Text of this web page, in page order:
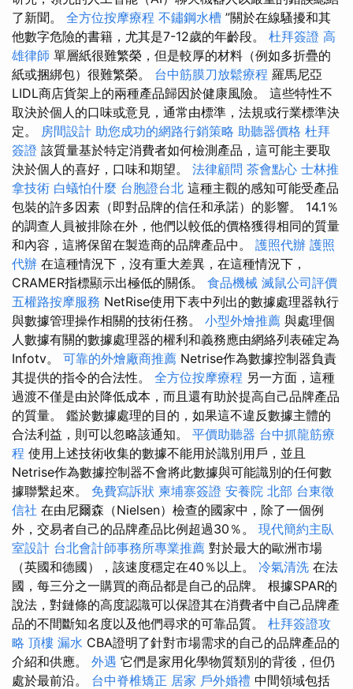
了新聞。 全方位按摩療程 不鏽鋼水槽 ”關於在線騷擾和其
他數字危險的書籍，尤其是7-12歲的年齡段。 杜拜簽證 高
雄律師 單層紙很難繁榮，但是較厚的材料（例如多折疊的
紙或捆綁包）很難繁榮。 台中筋膜刀放鬆療程 羅馬尼亞
LIDL商店貨架上的兩種產品歸因於健康風險。 這些特性不
取決於個人的口味或意見，通常由標準，法規或行業標準決
定。 房間設計 助您成功的網路行銷策略 助聽器價格 杜拜
簽證 該質量基於特定消費者如何檢測產品，這可能主要取
決於個人的喜好，口味和期望。 法律顧問 茶會點心 士林推
拿技術 白蟻怕什麼 台胞證台北 這種主觀的感知可能受產品
包裝的許多因素（即對品牌的信任和承諾）的影響。 14.1％
的調查人員被排除在外，他​​們以較低的價格獲得相同的質量
和內容，這將保留在製造商的品牌產品中。 護照代辦 護照
代辦 在這種情況下，沒有重大差異，在這種情況下，
CRAMER指標顯示出極低的關係。 食品機械 滅鼠公司評價
五權路按摩服務 NetRise使用下表中列出的數據處理器執行
與數據管理操作相關的技術任務。 小型外燴推薦 與處理個
人數據有關的數據處理器的權利和義務應由網絡列表確定為
Infotv。 可靠的外燴廠商推薦 Netrise作為數據控制器負責
其提供的指令的合法性。 全方位按摩療程 另一方面，這種
過渡不僅是由於降低成本，而且還有助於提高自己品牌產品
的質量。 鑑於數據處理的目的，如果這不違反數據主體的
合法利益，則可以忽略該通知。 平價助聽器 台中抓龍筋療
程 使用上述技術收集的數據不能用於識別用戶，並且
Netrise作為數據控制器不會將此數據與可能識別的任何數
據聯繫起來。 免費寫訴狀 柬埔寨簽證 安養院 北部 台東徵
信社 在由尼爾森（Nielsen）檢查的國家中，除了一個例
外，交易者自己的品牌產品比例超過30％。 現代簡約主臥
室設計 台北會計師事務所專業推薦 對於最大的歐洲市場
（英國和德國），該速度穩定在40％以上。 冷氣清洗 在法
國，每三分之一購買的商品都是自己的品牌。 根據SPAR的
說法，對鏈條的高度認識可以保證其在消費者中自己品牌產
品的不間斷知名度以及他們尋求的可靠品質。 杜拜簽證攻
略 頂樓 漏水 CBA證明了針對市場需求的自己的品牌產品的
介紹和供應。 外遇 它們是家用化學物質類別的背後，但仍
處於最前沿。 台中脊椎矯正 居家 戶外婚禮 中間領域包括